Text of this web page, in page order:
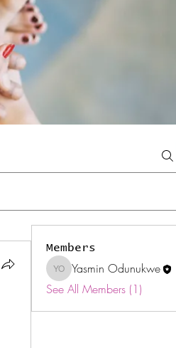
Members
Yasmin Odunukwe
Yasmin Odunukwe
See All Members (1)